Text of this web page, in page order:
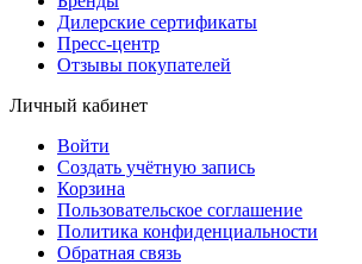
Дилерские сертификаты
Пресс-центр
Отзывы покупателей
Личный кабинет
Войти
Создать учётную запись
Корзина
Пользовательское соглашение
Политика конфиденциальности
Обратная связь